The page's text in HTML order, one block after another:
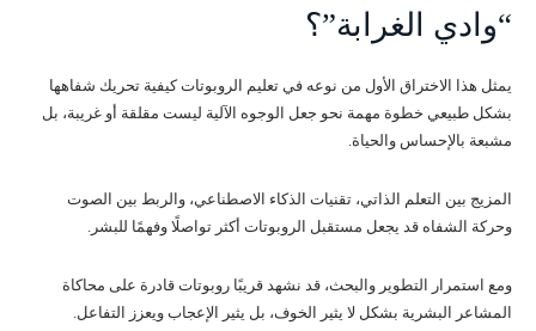
“وادي الغرابة”؟
يمثل هذا الاختراق الأول من نوعه في تعليم الروبوتات كيفية تحريك شفاهها
بشكل طبيعي خطوة مهمة نحو جعل الوجوه الآلية ليست مقلقة أو غريبة، بل
مشبعة بالإحساس والحياة.
المزيج بين التعلم الذاتي، تقنيات الذكاء الاصطناعي، والربط بين الصوت
وحركة الشفاه قد يجعل مستقبل الروبوتات أكثر تواصلًا وفهمًا للبشر.
ومع استمرار التطوير والبحث، قد نشهد قريبًا روبوتات قادرة على محاكاة
المشاعر البشرية بشكل لا يثير الخوف، بل يثير الإعجاب ويعزز التفاعل.